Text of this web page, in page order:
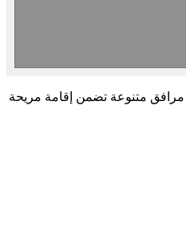
مرافق متنوعة تضمن إقامة مريحة